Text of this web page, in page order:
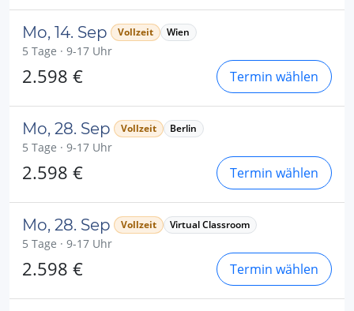
Mo, 14. Sep Vollzeit Wien
5 Tage · 9-17 Uhr
2.598 € Termin wählen
Mo, 28. Sep Vollzeit Berlin
5 Tage · 9-17 Uhr
2.598 € Termin wählen
Mo, 28. Sep Vollzeit Virtual Classroom
5 Tage · 9-17 Uhr
2.598 € Termin wählen